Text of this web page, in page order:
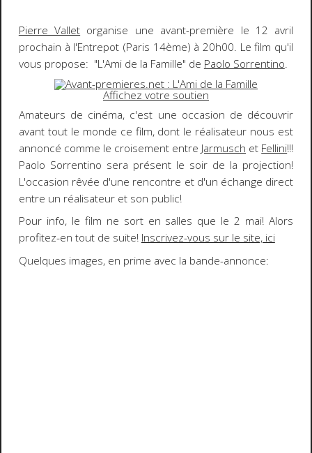
Pierre Vallet organise une avant-première le 12 avril
prochain à l'Entrepot (Paris 14ème) à 20h00. Le film qu'il
vous propose: "L'Ami de la Famille" de Paolo Sorrentino.
Affichez votre soutien
Amateurs de cinéma, c'est une occasion de découvrir
avant tout le monde ce film, dont le réalisateur nous est
annoncé comme le croisement entre Jarmusch et Fellini!!!
Paolo Sorrentino sera présent le soir de la projection!
L'occasion rêvée d'une rencontre et d'un échange direct
entre un réalisateur et son public!
Pour info, le film ne sort en salles que le 2 mai! Alors
profitez-en tout de suite! Inscrivez-vous sur le site, ici
Quelques images, en prime avec la bande-annonce: